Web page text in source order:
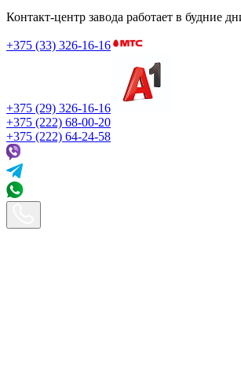
Контакт-центр завода работает в будние
+375 (33) 326-16-16
+375 (29) 326-16-16
+375 (222) 68-00-20
+375 (222) 64-24-58